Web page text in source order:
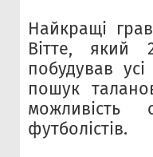
Найкращі
Вітте, який
побудував
пошук
можливість
футболістів.